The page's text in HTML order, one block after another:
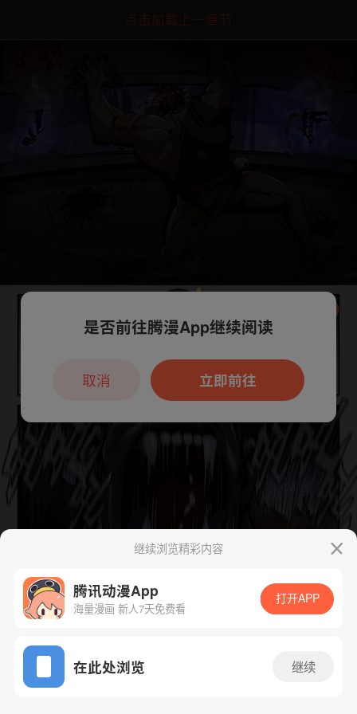
点击加载上一章节
App免费看
继续浏览精彩内容
腾讯动漫App
海量漫画 新人7天免费看
打开APP
在此处浏览 继续
本章节仅支持App阅读，可打开App新用
户7天免费看
是否前往腾漫App继续阅读
立即前往
取消